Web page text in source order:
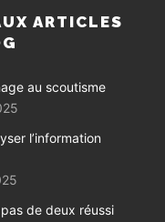
ARTICLES
au scoutisme
l’information
de deux réussi